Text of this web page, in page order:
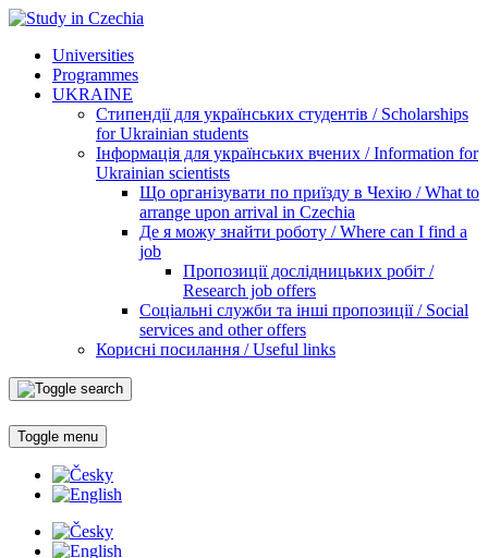
Universities
Programmes
UKRAINE
Стипендії для українських студентів / Scholarships
for Ukrainian students
Інформація для українських вчених / Information for
Ukrainian scientists
Що організувати по приїзду в Чехію / What to
arrange upon arrival in Czechia
Де я можу знайти роботу / Where can I find a
job
Пропозиції дослідницьких робіт /
Research job offers
Соціальні служби та інші пропозиції / Social
services and other offers
Корисні посилання / Useful links
Toggle menu